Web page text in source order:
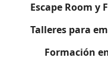
Escape Room y
Talleres para
Formación